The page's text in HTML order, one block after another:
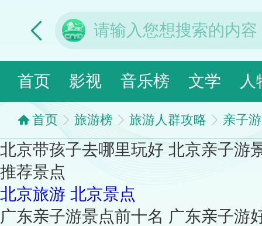
首页 影视 音乐榜 文学 人
首页 旅游榜 旅游人群攻略 亲子游
北京带孩子去哪里玩好 北京亲子游
推荐景点
北京旅游 北京景点
广东亲子游景点前十名 广东亲子游